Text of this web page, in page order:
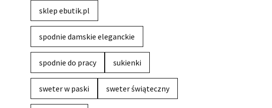
sklep ebutik.pl
spodnie damskie eleganckie
spodnie do pracy sukienki
sweter w paski sweter świąteczny